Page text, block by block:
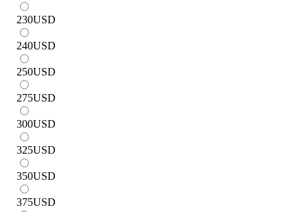
230USD
240USD
250USD
275USD
300USD
325USD
350USD
375USD